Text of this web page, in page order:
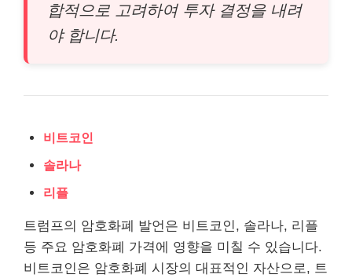
합적으로 고려하여 투자 결정을 내려
야 합니다.
비트코인
솔라나
리플
트럼프의 암호화폐 발언은 비트코인, 솔라나, 리플
등 주요 암호화폐 가격에 영향을 미칠 수 있습니다.
비트코인은 암호화폐 시장의 대표적인 자산으로, 트